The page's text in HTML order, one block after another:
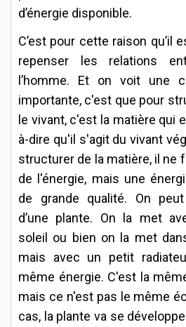
d’énergie disponible.
C’est pour cette raison qu’il
repenser les relations
l’homme. Et on voit une
importante, c'est que pour
le vivant, c'est la matière qui
à-dire qu'il s'agit du vivant
structurer de la matière, il ne
de l'énergie, mais une
de grande qualité. On peut
d’une plante. On la met
soleil ou bien on la met
mais avec un petit
même énergie. C'est la
mais ce n'est pas le même
cas, la plante va se